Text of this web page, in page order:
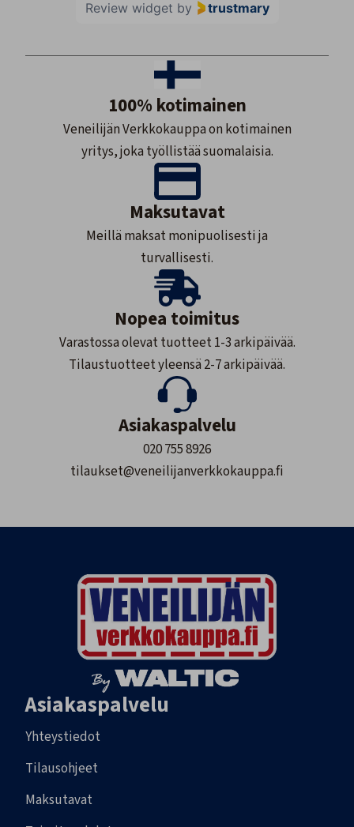
Review widget by trustmary
100% kotimainen
Veneilijän Verkkokauppa on kotimainen
yritys, joka työllistää suomalaisia.
Maksutavat
Meillä maksat monipuolisesti ja
turvallisesti.
Nopea toimitus
Varastossa olevat tuotteet 1-3 arkipäivää.
Tilaustuotteet yleensä 2-7 arkipäivää.
Asiakaspalvelu
020 755 8926
tilaukset@veneilijanverkkokauppa.fi
Asiakaspalvelu
Yhteystiedot
Tilausohjeet
Maksutavat